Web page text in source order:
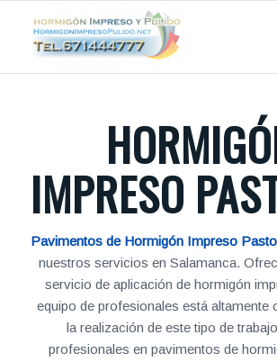
IMPRESO
Pavimentos de Hormigón Impreso
nuestros servicios en Salamanca.
servicio de aplicación de hormigón
equipo de profesionales está altamente
la realización de este tipo de
profesionales en pavimentos de